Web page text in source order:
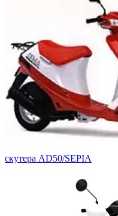
скутера AD50/SEPIA